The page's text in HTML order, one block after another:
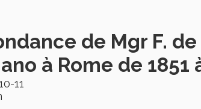
de Mgr F.
à Rome de 1851
11